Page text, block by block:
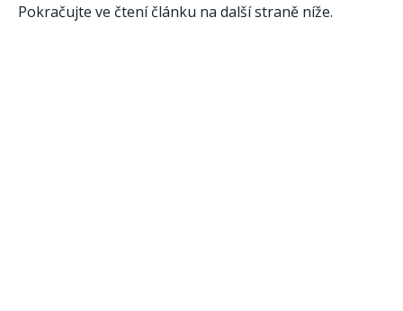
Pokračujte ve čtení článku na další straně níže.